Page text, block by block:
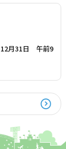
12月31日 午前9